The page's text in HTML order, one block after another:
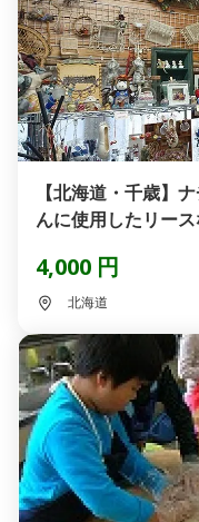
【北海道・千歳】
んに使用したリー
4,000 円
北海道